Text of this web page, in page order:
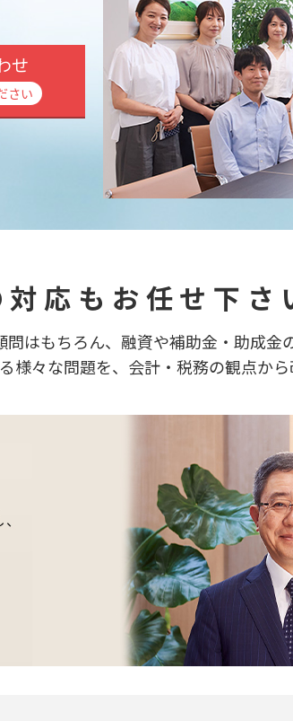
せ
さい
応もお任せ下
はもちろん、融資や補助金・助成金
様々な問題を、会計・税務の観点か